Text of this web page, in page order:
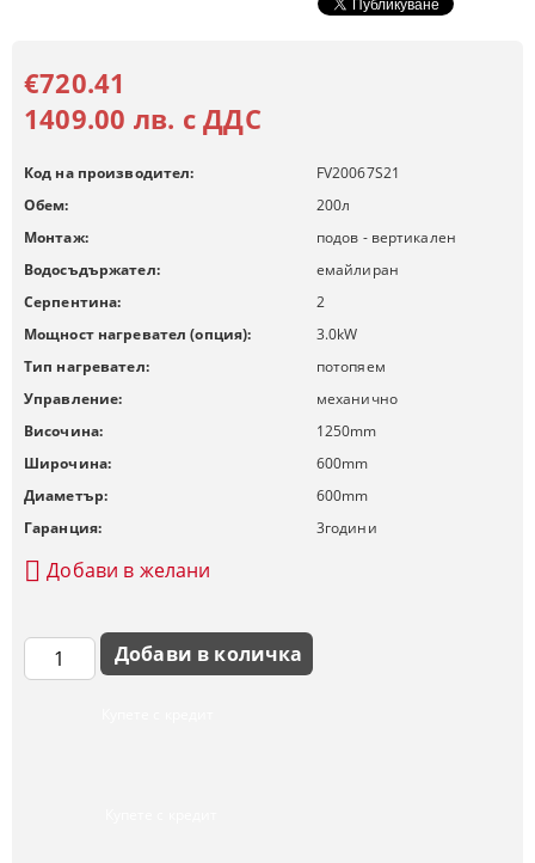
€720.41
1409.00 лв. с ДДС
Код на производител:
FV20067S21
Обем:
200л
Монтаж:
подов - вертикален
Водосъдържател:
емайлиран
Серпентина:
2
Мощност нагревател (опция):
3.0kW
Тип нагревател:
потопяем
Управление:
механично
Височина:
1250mm
Широчина:
600mm
Диаметър:
600mm
Гаранция:
3години
Добави в желани